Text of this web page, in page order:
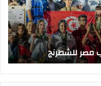
مصر للشطرنج